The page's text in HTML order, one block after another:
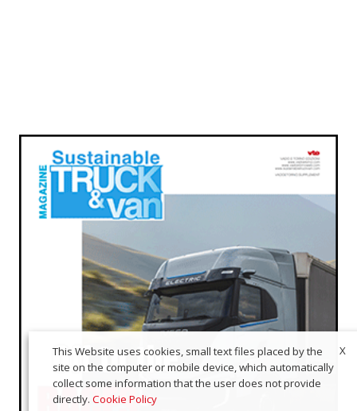
X
This Website uses cookies, small text files placed by the
site on the computer or mobile device, which automatically
collect some information that the user does not provide
directly. Cookie Policy